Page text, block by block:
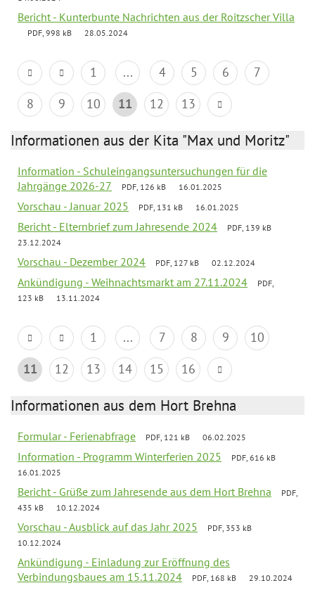
Bericht - Kunterbunte Nachrichten aus der Roitzscher Villa
PDF, 998 kB 28.05.2024
1 ... 4 5 6
7
8
9 10 11 12 13
Informationen aus der Kita "Max und Moritz"
Information - Schuleingangsuntersuchungen für die
Jahrgänge 2026-27
PDF, 126 kB 16.01.2025
Vorschau - Januar 2025 PDF, 131 kB 16.01.2025
Bericht - Elternbrief zum Jahresende 2024
PDF, 139 kB
23.12.2024
Vorschau - Dezember 2024 PDF, 127 kB 02.12.2024
Ankündigung - Weihnachtsmarkt am 27.11.2024
PDF,
123 kB
13.11.2024
1 ... 7 8 9
10
11
12 13 14 15 16
Informationen aus dem Hort Brehna
Formular - Ferienabfrage PDF, 121 kB 06.02.2025
Information - Programm Winterferien 2025
PDF, 616 kB
16.01.2025
Bericht - Grüße zum Jahresende aus dem Hort Brehna
PDF,
435 kB
10.12.2024
Vorschau - Ausblick auf das Jahr 2025
PDF, 353 kB
10.12.2024
Ankündigung - Einladung zur Eröffnung des
Verbindungsbaues am 15.11.2024
PDF, 168 kB 29.10.2024